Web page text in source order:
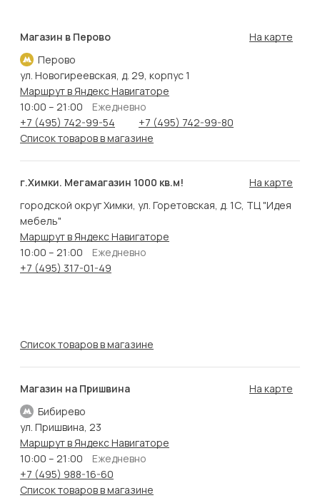
Магазин в Перово
Перово
На карте
ул. Новогиреевская, д. 29, корпус 1
Маршрут в Яндекс Навигаторе
10:00 – 21:00
Ежедневно
+7 (495) 742-99-54
+7 (495) 742-99-80
Список товаров в магазине
г.Химки. Мегамагазин 1000 кв.м!
На карте
городской округ Химки, ул. Горетовская, д. 1С, ТЦ "Идея
мебель"
Маршрут в Яндекс Навигаторе
10:00 – 21:00
Ежедневно
+7 (495) 317-01-49
Список товаров в магазине
Магазин на Пришвина
Бибирево
На карте
ул. Пришвина, 23
Маршрут в Яндекс Навигаторе
10:00 – 21:00
Ежедневно
+7 (495) 988-16-60
Список товаров в магазине